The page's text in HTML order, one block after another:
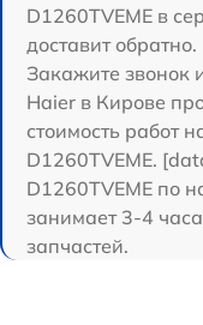
D1260TVEME в
доставит обратно.
Закажите звонок
Haier в Кирове
стоимость работ
D1260TVEME.
D1260TVEME по
занимает 3-4
запчастей.